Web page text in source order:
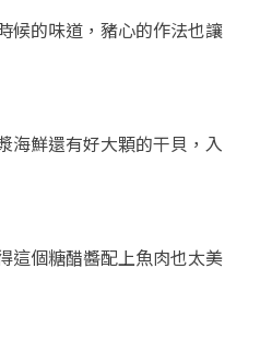
候的味道，豬心的作法也讓
海鮮還有好大顆的干貝，入
這個糖醋醬配上魚肉也太美